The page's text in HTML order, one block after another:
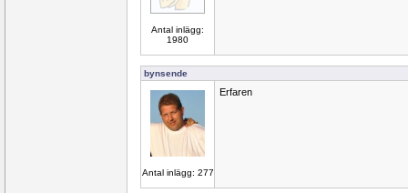
Antal inlägg:
1980
bynsende
Antal inlägg: 277
Erfaren